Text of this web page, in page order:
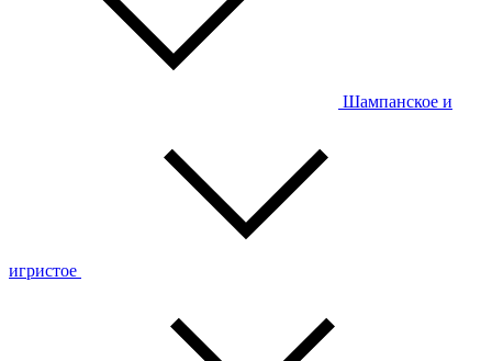
Шампанское и
игристое